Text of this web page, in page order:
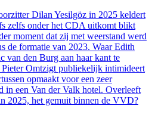
Dilan Yesilgöz in 2025 keldert
zelfs onder het CDA uitkomt blikt
moment dat zij met weerstand werd
de formatie van 2023. Waar Edith
van den Burg aan haar kant te
Omtzigt publiekelijk intimideert
opmaakt voor een zeer
in een Van der Valk hotel. Overleeft
2025, het gemuit binnen de VVD?